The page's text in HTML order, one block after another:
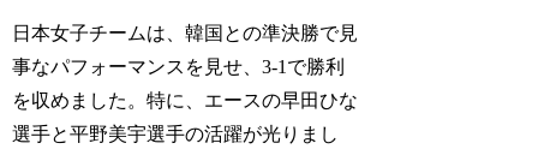
日本女子チームは、韓国との準決勝で見
事なパフォーマンスを見せ、3-1で勝利
を収めました。特に、エースの早田ひな
選手と平野美宇選手の活躍が光りまし